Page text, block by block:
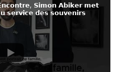
𝗦𝗶𝗺𝗼𝗻 𝗔𝗯𝗶𝗸𝗲𝗿 𝗺𝗲𝘁
𝘀𝗲𝗿𝘃𝗶𝗰𝗲 𝗱𝗲𝘀 𝘀𝗼𝘂𝘃𝗲𝗻𝗶𝗿𝘀